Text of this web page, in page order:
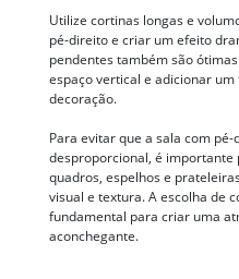
Utilize cortinas longas e
pé-direito e criar um efeito
pendentes também são
espaço vertical e adicionar
decoração.
Para evitar que a sala com
desproporcional, é importante
quadros, espelhos e
visual e textura. A escolha de
fundamental para criar uma
aconchegante.